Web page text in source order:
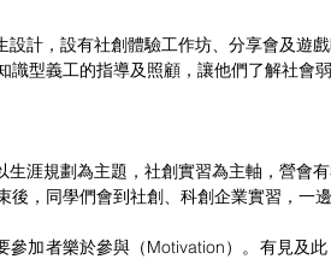
識型義工的指導及照顧，讓他們了解社會
，同學們會到社創、科創企業實習，一邊